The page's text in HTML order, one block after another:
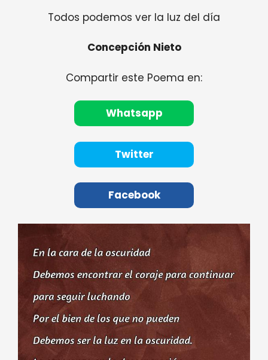
Todos podemos ver la luz del día
Concepción Nieto
Compartir este Poema en:
Whatsapp
Twitter
Facebook